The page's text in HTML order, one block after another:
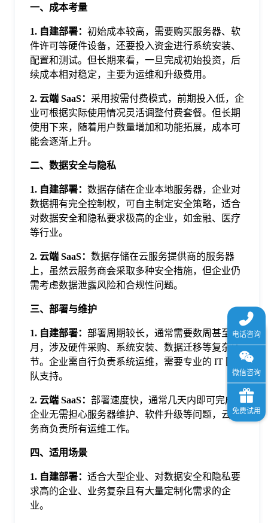
一、成本考量
1. 自建部署： 初始成本较高，需要购买服务器、软
件许可等硬件设备，还要投入资金进行系统安装、
配置和测试。但长期来看，一旦完成初始投资，后
续成本相对稳定，主要为运维和升级费用。
2. 云端 SaaS： 采用按需付费模式，前期投入低，企
业可根据实际使用情况灵活调整付费套餐。但长期
使用下来，随着用户数量增加和功能拓展，成本可
能会逐渐上升。
二、数据安全与隐私
1. 自建部署： 数据存储在企业本地服务器，企业对
数据拥有完全控制权，可自主制定安全策略，适合
对数据安全和隐私要求极高的企业，如金融、医疗
等行业。
2. 云端 SaaS： 数据存储在云服务提供商的服务器
上，虽然云服务商会采取多种安全措施，但企业仍
需考虑数据泄露风险和合规性问题。
三、部署与维护
1. 自建部署： 部署周期较长，通常需要数周甚至数
月，涉及硬件采购、系统安装、数据迁移等复杂环
节。企业需自行负责系统运维，需要专业的 IT 团
队支持。
2. 云端 SaaS： 部署速度快，通常几天内即可完成，
企业无需担心服务器维护、软件升级等问题，云服
务商负责所有运维工作。
四、适用场景
1. 自建部署： 适合大型企业、对数据安全和隐私要
求高的企业、业务复杂且有大量定制化需求的企
业。